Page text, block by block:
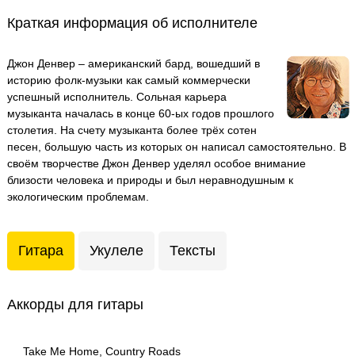
Краткая информация об исполнителе
Джон Денвер – американский бард, вошедший в
историю фолк-музыки как самый коммерчески
успешный исполнитель. Сольная карьера
музыканта началась в конце 60-ых годов прошлого
столетия. На счету музыканта более трёх сотен
песен, большую часть из которых он написал самостоятельно. В
своём творчестве Джон Денвер уделял особое внимание
близости человека и природы и был неравнодушным к
экологическим проблемам.
Гитара Укулеле Тексты
Аккорды для гитары
Take Me Home, Country Roads